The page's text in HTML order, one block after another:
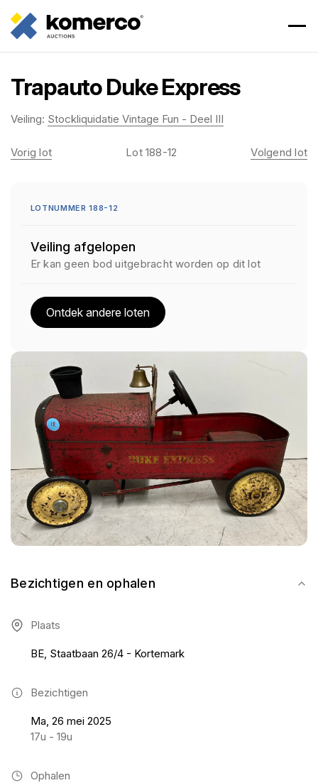
Trapauto Duke Express
Veiling: Stockliquidatie Vintage Fun - Deel III
Bezichtigen en ophalen
Plaats
BE, Staatbaan 26/4 - Kortemark
Bezichtigen
Ma, 26 mei 2025
17u - 19u
Ophalen
Vorig lot Lot 188-12 Volgend lot
LOTNUMMER 188-12
Veiling afgelopen
Er kan geen bod uitgebracht worden op dit lot
Ontdek andere loten